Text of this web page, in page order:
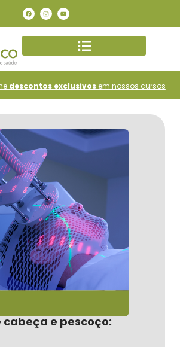
descontos exclusivosem nossos cursos
cabeça e pescoço: